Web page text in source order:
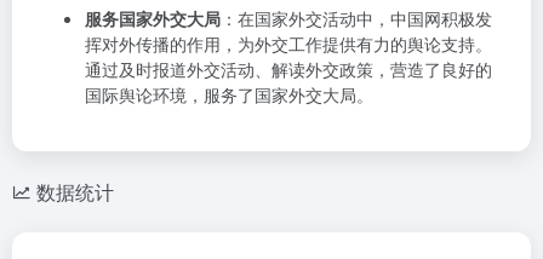
服务国家外交大局 ：在国家外交活动中，中国网积极发
挥对外传播的作用，为外交工作提供有力的舆论支持。
通过及时报道外交活动、解读外交政策，营造了良好的
国际舆论环境，服务了国家外交大局。
数据统计